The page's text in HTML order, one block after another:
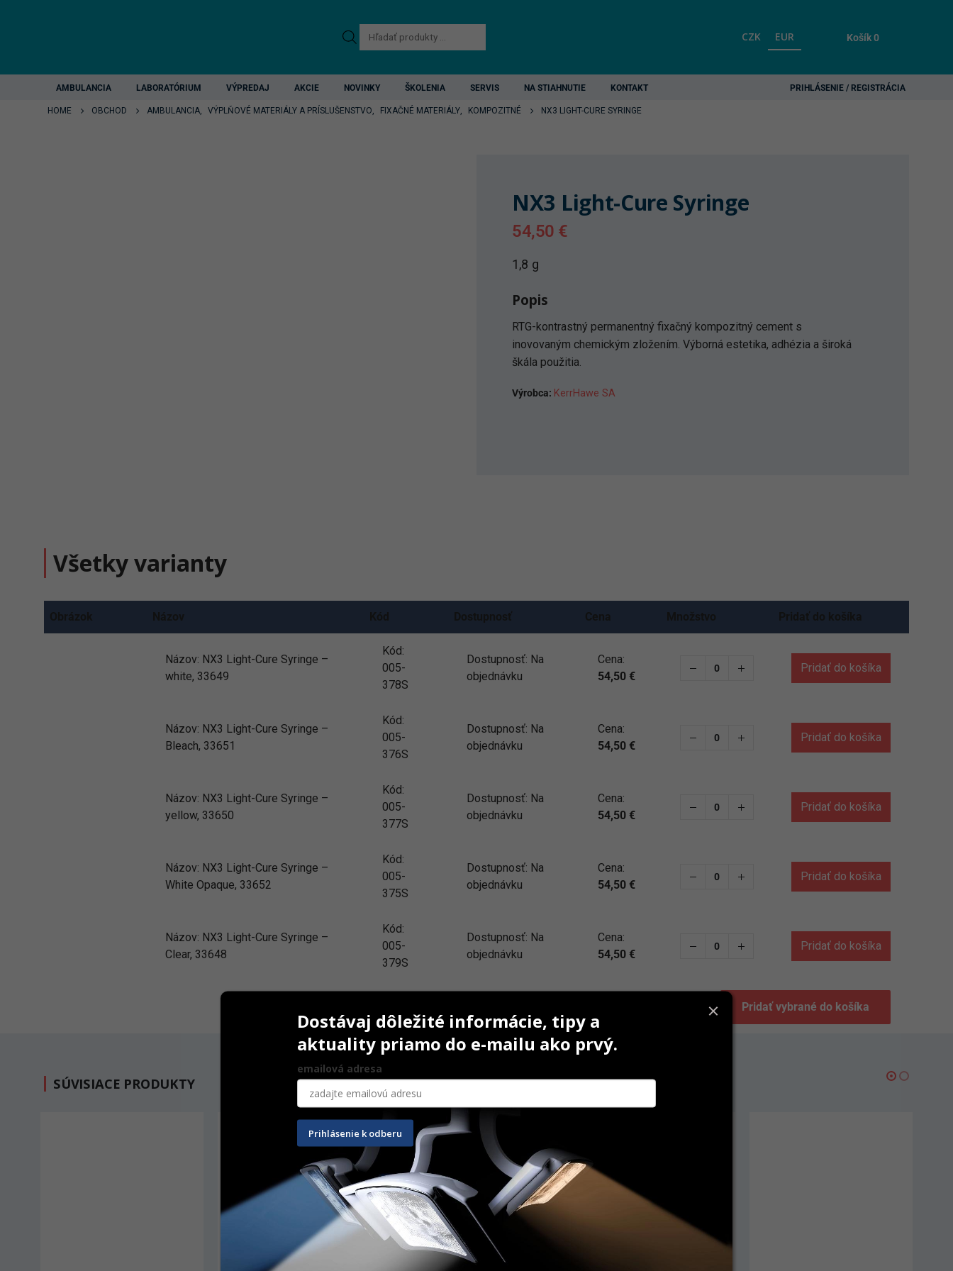
Products
search
CZK EUR Košík0
AMBULANCIA LABORATÓRIUM VÝPREDAJ AKCIE NOVINKY ŠKOLENIA SERVIS NA STIAHNUTIE KONTAKT PRIHLÁSENIE / REGISTRÁCIA
HOME OBCHOD AMBULANCIA, VÝPLŇOVÉ MATERIÁLY A PRÍSLUŠENSTVO, FIXAČNÉ MATERIÁLY, KOMPOZITNÉ NX3 LIGHT-CURE SYRINGE
NX3 Light-Cure Syringe
54,50 €
1,8 g
Popis
RTG-kontrastný permanentný fixačný kompozitný cement s
inovovaným chemickým zložením. Výborná estetika, adhézia a široká
škála použitia.
Výrobca: KerrHawe SA
Všetky varianty
Obrázok Názov Kód Dostupnosť Cena Množstvo Pridať do košíka
Názov: NX3 Light-Cure Syringe –
white, 33649
Kód:
005-
378S
Dostupnosť: Na
objednávku
Cena:
54,50 €
Pridať do košíka
Názov: NX3 Light-Cure Syringe –
Bleach, 33651
Kód:
005-
376S
Dostupnosť: Na
objednávku
Cena:
54,50 €
Pridať do košíka
Názov: NX3 Light-Cure Syringe –
yellow, 33650
Kód:
005-
377S
Dostupnosť: Na
objednávku
Cena:
54,50 €
Pridať do košíka
Názov: NX3 Light-Cure Syringe –
White Opaque, 33652
Kód:
005-
375S
Dostupnosť: Na
objednávku
Cena:
54,50 €
Pridať do košíka
Názov: NX3 Light-Cure Syringe –
Clear, 33648
Kód:
005-
379S
Dostupnosť: Na
objednávku
Cena:
54,50 €
Pridať do košíka
Pridať vybrané do košíka
SÚVISIACE PRODUKTY
-20%
Dostávaj dôležité informácie, tipy a
aktuality priamo do e-mailu ako prvý.
emailová adresa
Prihlásenie k odberu